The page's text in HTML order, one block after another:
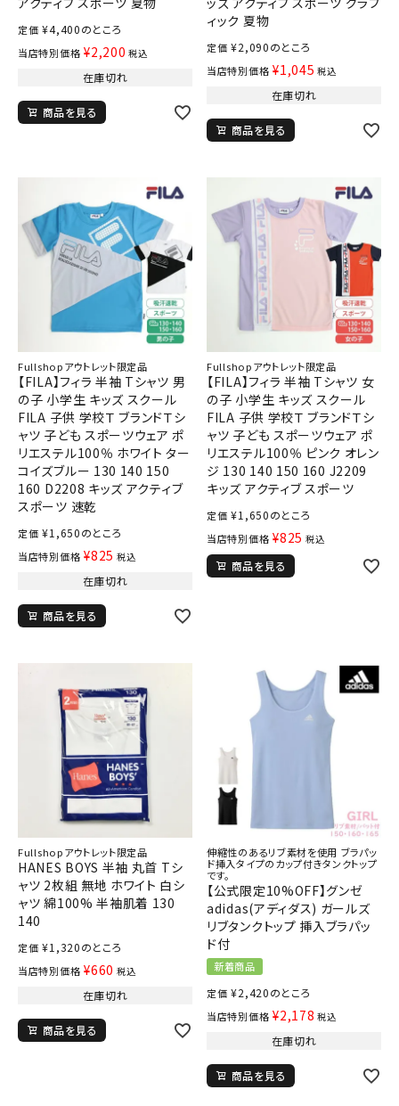
定価 ¥4,400のところ
当店特別価格 ¥2,200 税込
在庫切れ
商品を見る
ィック 夏物
定価 ¥2,090のところ
当店特別価格 ¥1,045 税込
在庫切れ
商品を見る
Fullshopアウトレット限定品
【FILA】フィラ 半袖 Tシャツ 男
の子 小学生 キッズ スクール
FILA 子供 学校Ｔ ブランドＴシ
ャツ 子ども スポーツウェア ポ
リエステル100％ ホワイト ター
コイズブルー 130 140 150
160 D2208 キッズ アクティブ
スポーツ 速乾
定価 ¥1,650のところ
当店特別価格 ¥825 税込
在庫切れ
商品を見る
Fullshopアウトレット限定品
【FILA】フィラ 半袖 Tシャツ 女
の子 小学生 キッズ スクール
FILA 子供 学校Ｔ ブランドＴシ
ャツ 子ども スポーツウェア ポ
リエステル100％ ピンク オレン
ジ 130 140 150 160 J2209
キッズ アクティブ スポーツ
定価 ¥1,650のところ
当店特別価格 ¥825 税込
商品を見る
Fullshopアウトレット限定品
HANES BOYS 半袖 丸首 Tシ
ャツ 2枚組 無地 ホワイト 白シ
ャツ 綿100% 半袖肌着 130
140
定価 ¥1,320のところ
当店特別価格 ¥660 税込
在庫切れ
商品を見る
伸縮性のあるリブ素材を使用 ブラパッ
ド挿入タイプのカップ付きタンクトップ
です。
【公式限定10%OFF】グンゼ
adidas(アディダス) ガールズ
リブタンクトップ 挿入ブラパッ
ド付
新着商品
定価 ¥2,420のところ
当店特別価格 ¥2,178 税込
在庫切れ
商品を見る